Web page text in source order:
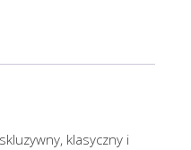
klasyczny i